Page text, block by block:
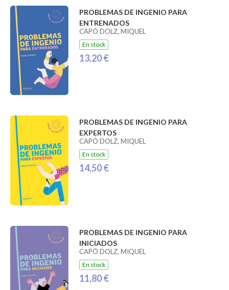
PROBLEMAS DE INGENIO PARA
ENTRENADOS
CAPÓ DOLZ, MIQUEL
En stock
13,20 €
PROBLEMAS DE INGENIO PARA
EXPERTOS
CAPÓ DOLZ, MIQUEL
En stock
14,50 €
PROBLEMAS DE INGENIO PARA
INICIADOS
CAPÓ DOLZ, MIQUEL
En stock
11,80 €